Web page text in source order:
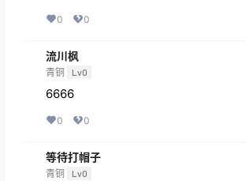
0 0
流川枫
青铜 Lv0
6666
0 0
等待打帽子
青铜 Lv0